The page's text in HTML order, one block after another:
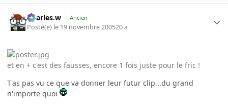
Charles.w Ancien
Posté(e) le 19 novembre 200520 a
et en + c'est des fausses, encore 1 fois juste pour le fric !
T'as pas vu ce que va donner leur futur clip...du grand
n'importe quoi